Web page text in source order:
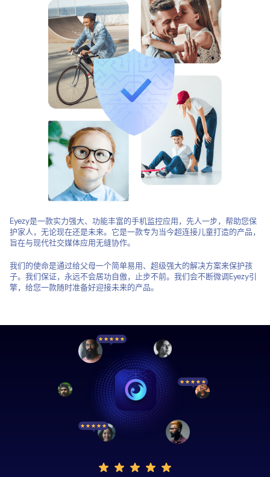
Eyezy是一款实力强大、功能丰富的手机监控应用，先人一步，帮助您保
护家人，无论现在还是未来。它是一款专为当今超连接儿童打造的产品，
旨在与现代社交媒体应用无缝协作。
我们的使命是通过给父母一个简单易用、超级强大的解决方案来保护孩
子。我们保证，永远不会居功自傲，止步不前。我们会不断微调Eyezy引
擎，给您一款随时准备好迎接未来的产品。